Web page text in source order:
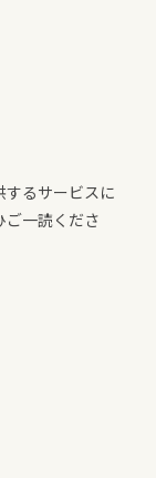
するサービスに
ご一読くださ